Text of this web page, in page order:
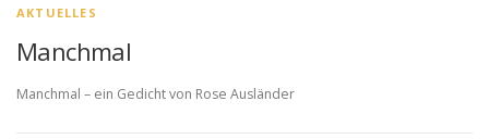
AKTUELLES
Manchmal
Manchmal – ein Gedicht von Rose Ausländer